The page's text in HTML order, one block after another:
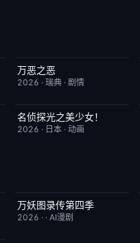
今日更新
万恶之恶
2026 ·瑞典 ·剧情
更新至第28集
名侦探光之美少女！
2026 · 日本 ·动画
完结
万妖图录传第四季
2026 · ·AI漫剧